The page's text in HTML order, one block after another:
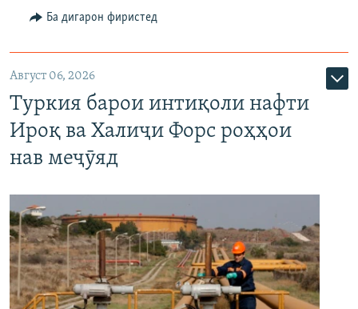
Ба дигарон фиристед
Август 06, 2026
Туркия барои интиқоли нафти
Ироқ ва Халиҷи Форс роҳҳои
нав меҷӯяд